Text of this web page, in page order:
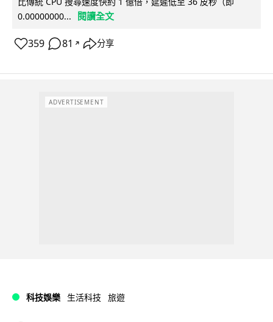
0.00000000...
閱讀全文
359 81 ↗ 分享
ADVERTISEMENT
科技娛樂 生活科技 旅遊